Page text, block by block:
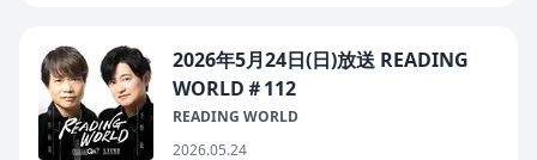
2026年5月24日(日)放送 READING
WORLD＃112
READING WORLD
2026.05.24